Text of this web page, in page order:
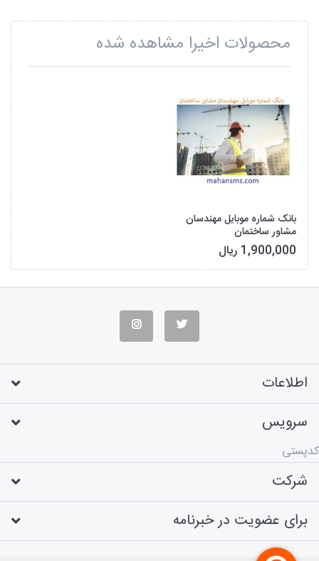
محصولات اخیرا مشاهده شده
بانک شماره موبایل مهندسان
مشاور ساختمان
1,900,000 ریال
اطلاعات
سرویس
کدپستی
شرکت
برای عضویت در خبرنامه